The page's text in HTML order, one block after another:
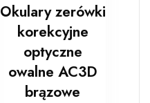
Okulary zerówki
korekcyjne
optyczne
owalne AC3D
brązowe